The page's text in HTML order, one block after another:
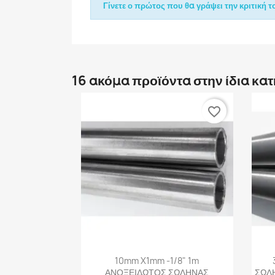
Γίνετε ο πρώτος που θα γράψει την κριτική
16 ακόμα προϊόντα στην ίδια
Γρήγορη προβολή
10mm X1mm -1/8" 1m
ΑΝΟΞΕΙΔΩΤΟΣ ΣΩΛΗΝΑΣ
favorite_border